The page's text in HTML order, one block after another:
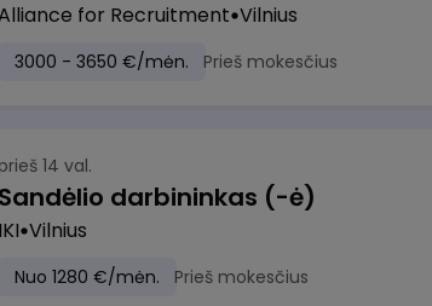
for Recruitment Vilnius
3000 - 3650 €/mėn. Prieš mokesčius
prieš 14 val.
Sandėlio darbininkas (-ė)
IKI Vilnius
Nuo 1280 €/mėn. Prieš mokesčius